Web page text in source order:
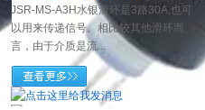
JSR-MS-A3H水银滑环是3路30A,也可
以用来传递信号。相比较其他滑环而
言，由于介质是流...